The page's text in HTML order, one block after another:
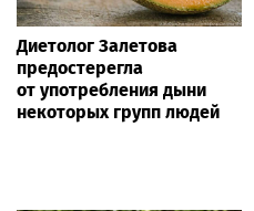
Диетолог Залетова
предостерегла
от употребления дыни
некоторых групп людей